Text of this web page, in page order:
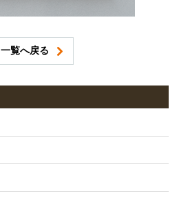
一覧へ戻る